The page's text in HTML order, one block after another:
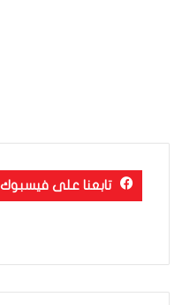
تابعنا على فيسبوك